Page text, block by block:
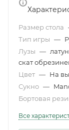
Размер стола
Тип игры —
Лузы —
скат
Цвет — На
Сукно —
Бортовая
Все